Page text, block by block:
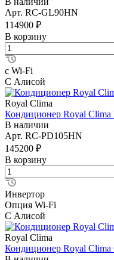
Арт. RC-GL90HN
114900 ₽
В корзину
с Wi-Fi
С Алисой
Royal Clima
Кондиционер Royal
В наличии
Арт. RC-PD105HN
145200 ₽
В корзину
Инвертор
Опция Wi-Fi
С Алисой
Royal Clima
Кондиционер Royal